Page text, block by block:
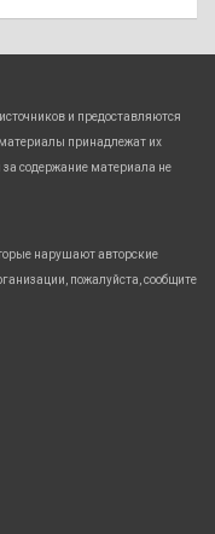
и предоставляются
принадлежат их
содержание материала не
нарушают авторские
пожалуйста, сообщите